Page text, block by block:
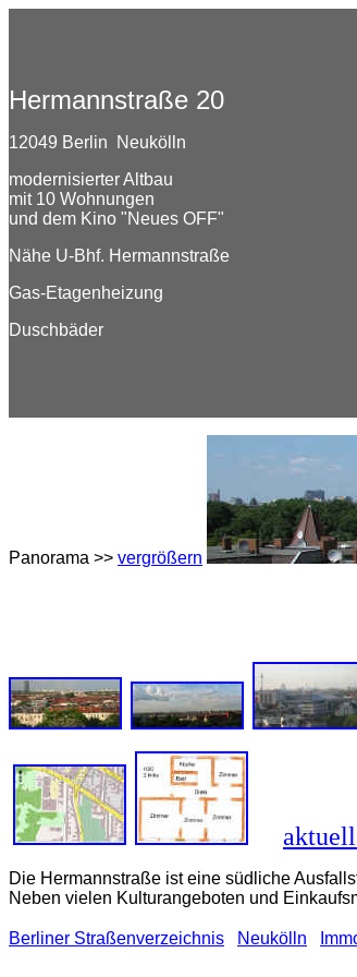
Hermannstraße 20
12049 Berlin Neukölln
modernisierter Altbau
mit 10 Wohnungen
und dem Kino "Neues OFF"
Nähe U-Bhf. Hermannstraße
Gas-Etagenheizung
Duschbäder
Panorama >> vergrößern
Die Hermannstraße ist eine südliche
Neben vielen Kulturangeboten und
Berliner Straßenverzeichnis Neukölln